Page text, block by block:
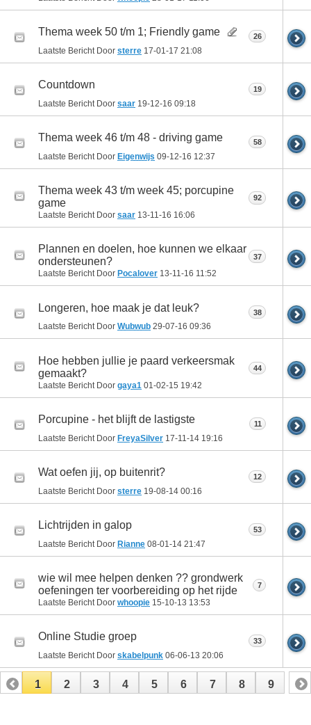
Thema week 50 t/m 1; Friendly game
Laatste Bericht Door sterre 17-01-17 21:08
26
Countdown
Laatste Bericht Door saar 19-12-16 09:18
19
Thema week 46 t/m 48 - driving game
Laatste Bericht Door Eigenwijs 09-12-16 12:37
58
Thema week 43 t/m week 45; porcupine
game
Laatste Bericht Door saar 13-11-16 16:06
92
Plannen en doelen, hoe kunnen we elkaar
ondersteunen?
Laatste Bericht Door Pocalover 13-11-16 11:52
37
Longeren, hoe maak je dat leuk?
Laatste Bericht Door Wubwub 29-07-16 09:36
38
Hoe hebben jullie je paard verkeersmak
gemaakt?
Laatste Bericht Door gaya1 01-02-15 19:42
44
Porcupine - het blijft de lastigste
Laatste Bericht Door FreyaSilver 17-11-14 19:16
11
Wat oefen jij, op buitenrit?
Laatste Bericht Door sterre 19-08-14 00:16
12
Lichtrijden in galop
Laatste Bericht Door Rianne 08-01-14 21:47
53
wie wil mee helpen denken ?? grondwerk
oefeningen ter voorbereiding op het rijde
Laatste Bericht Door whoopie 15-10-13 13:53
7
Online Studie groep
Laatste Bericht Door skabelpunk 06-06-13 20:06
33
1 2 3 4 5 6 7 8 9